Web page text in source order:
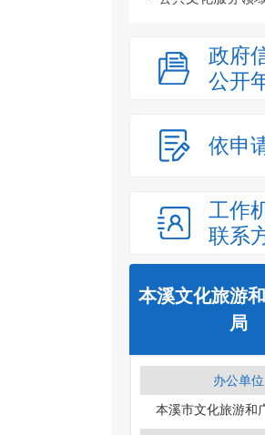
政府
公开
依申
工作
联系
本溪文化旅游
局
办公单位
本溪市文化旅游和